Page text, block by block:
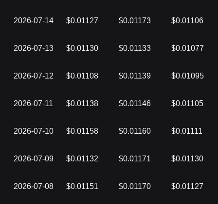
2026-07-14 $0.01127 $0.01173 $0.01106
2026-07-13 $0.01130 $0.01133 $0.01077
2026-07-12 $0.01108 $0.01139 $0.01095
2026-07-11 $0.01138 $0.01146 $0.01105
2026-07-10 $0.01158 $0.01160 $0.01111
2026-07-09 $0.01132 $0.01171 $0.01130
2026-07-08 $0.01151 $0.01170 $0.01127